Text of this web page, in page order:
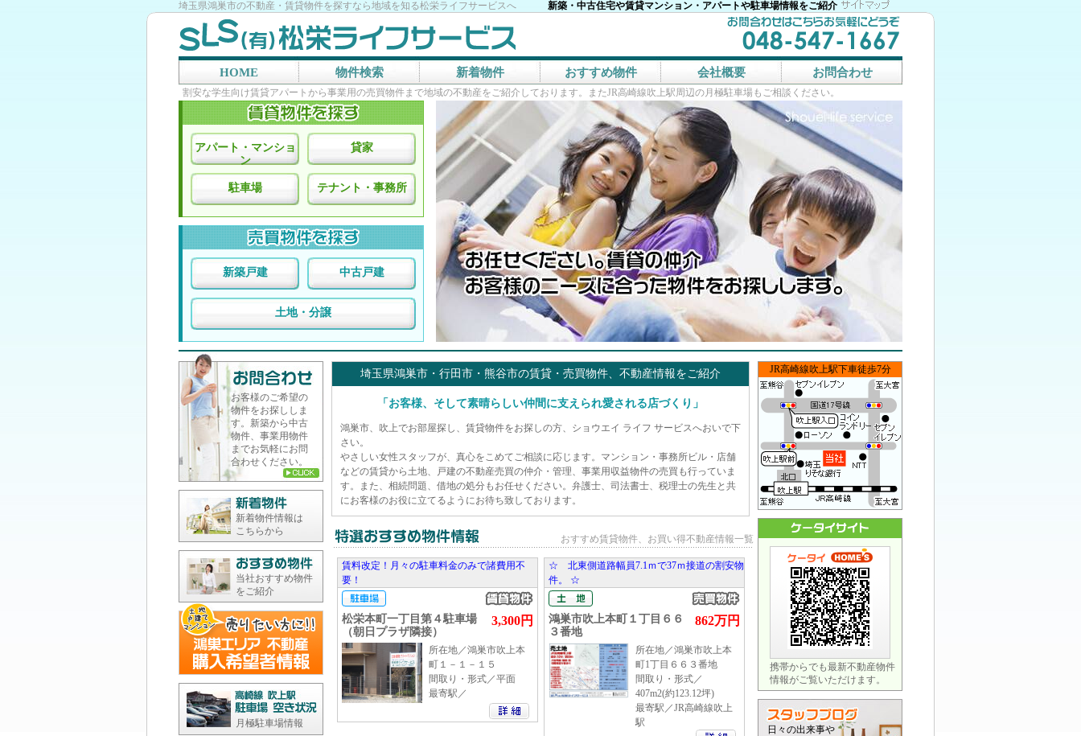
埼玉県鴻巣市の不動産・賃貸物件を探すなら地域を知る松栄ライフサービスへ 新築・中古住宅や賃貸マンション・アパートや駐車場情報をご紹介
HOME 物件検索 新着物件 おすすめ物件 会社概要 お問合わせ
割安な学生向け賃貸アパートから事業用の売買物件まで地域の不動産をご紹介しております。またJR高崎線吹上駅周辺の月極駐車場もご相談ください。
アパート・マンショ
ン
貸家
駐車場 テナント・事務所
新築戸建 中古戸建
土地・分譲
埼玉県鴻巣市・行田市・熊谷市の賃貸・売買物件、不動産情報をご紹介
「お客様、そして素晴らしい仲間に支えられ愛される店づくり」
鴻巣市、吹上でお部屋探し、賃貸物件をお探しの方、ショウエイ ライフ サービスへおいで下
さい。
やさしい女性スタッフが、真心をこめてご相談に応じます。マンション・事務所ビル・店舗
などの賃貸から土地、戸建の不動産売買の仲介・管理、事業用収益物件の売買も行っていま
す。また、相続問題、借地の処分もお任せください。弁護士、司法書士、税理士の先生と共
にお客様のお役に立てるようにお待ち致しております。
おすすめ賃貸物件、お買い得不動産情報一覧
賃料改定！月々の駐車料金のみで諸費用不
要！
松栄本町一丁目第４駐車場
（朝日プラザ隣接）
3,300円
所在地／鴻巣市吹上本
町１－１－１５
間取り・形式／平面
最寄駅／
☆ 北東側道路幅員7.1ｍで37ｍ接道の割安物
件。 ☆
鴻巣市吹上本町１丁目６６
３番地
862万円
所在地／鴻巣市吹上本
町1丁目６６３番地
間取り・形式／
407m2(約123.12坪)
最寄駅／JR高崎線吹上
駅
お客様のご希望の
物件をお探ししま
す。新築から中古
物件、事業用物件
までお気軽にお問
合わせください。
新着物件情報は
こちらから
当社おすすめ物件
をご紹介
月極駐車場情報
JR高崎線吹上駅下車徒歩7分
携帯からでも最新不動産物件
情報がご覧いただけます。
日々の出来事や